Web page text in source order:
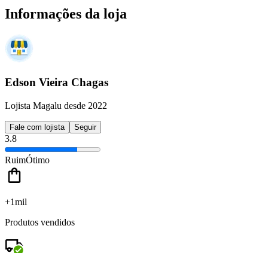
Informações da loja
Edson Vieira Chagas
Lojista Magalu desde 2022
Fale com lojista Seguir
3.8
RuimÓtimo
+1mil
Produtos vendidos